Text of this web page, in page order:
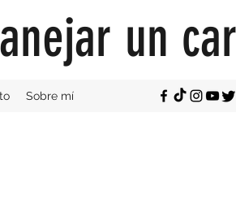
Sobre mí
un